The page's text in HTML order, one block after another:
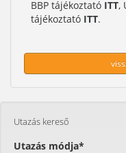
BBP tájékoztató ITT,
tájékoztató ITT.
Utazás kereső
Utazás módja*